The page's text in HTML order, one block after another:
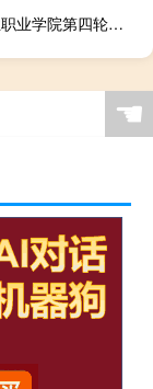
内蒙古工业职业学院第四轮学科评估结果
☚